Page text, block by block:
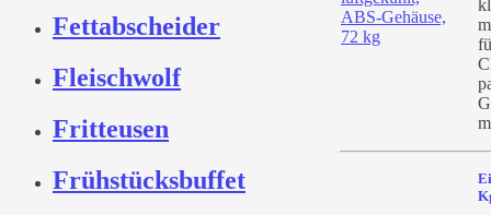
Fettabscheider
Fleischwolf
Fritteusen
Frühstücksbuffet